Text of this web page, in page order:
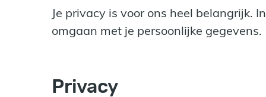
Je privacy is voor ons heel belangrijk.
omgaan met je persoonlijke
Privacy